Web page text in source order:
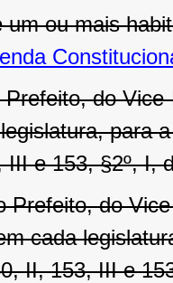
um ou mais
do
para
e 153, §2º, I,
Prefeito, do
cada
II, 153, III e